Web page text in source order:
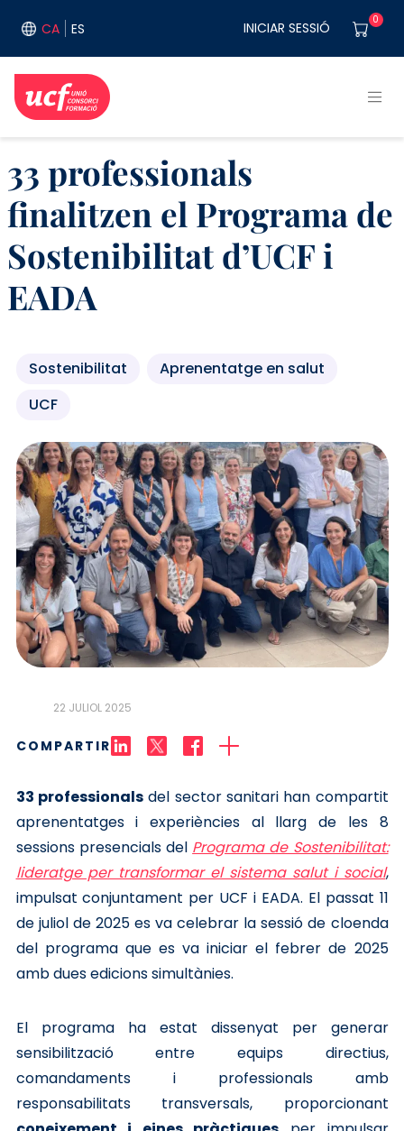
CA ES User
INICIAR SESSIÓ 0
33 professionals
finalitzen el Programa de
Sostenibilitat d’UCF i
EADA
Sostenibilitat
Aprenentatge en salut
UCF
22 JULIOL 2025
COMPARTIR
33 professionalsdel sector sanitari han compartit
aprenentatges i experiències al llarg de les 8
sessions presencials del Programa de Sostenibilitat:
lideratge per transformar el sistema salut i social,
impulsat conjuntament per UCF i EADA. El passat 11
de juliol de 2025 es va celebrar la sessió de cloenda
del programa que es va iniciar el febrer de 2025
amb dues edicions simultànies.
El programa ha estat dissenyat per generar
sensibilització entre equips directius,
comandaments i professionals amb
responsabilitats transversals, proporcionant